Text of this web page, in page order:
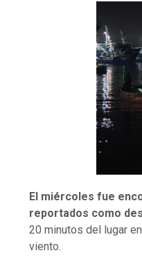
El miércoles fue
reportados como
20 minutos del lugar
viento.